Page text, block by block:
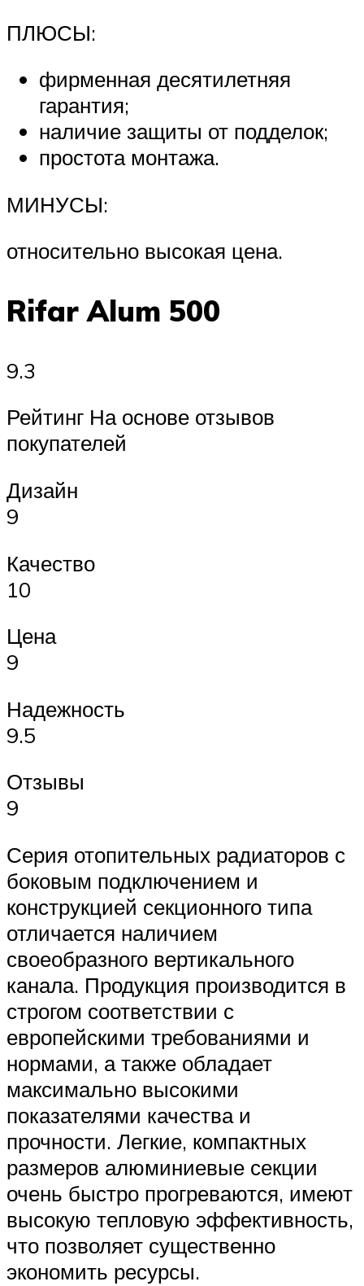
ПЛЮСЫ:
фирменная десятилетняя
гарантия;
наличие защиты от подделок;
простота монтажа.
МИНУСЫ:
относительно высокая цена.
Rifar Alum 500
9.3
Рейтинг На основе отзывов
покупателей
Дизайн
9
Качество
10
Цена
9
Надежность
9.5
Отзывы
9
Серия отопительных радиаторов с
боковым подключением и
конструкцией секционного типа
отличается наличием
своеобразного вертикального
канала. Продукция производится в
строгом соответствии с
европейскими требованиями и
нормами, а также обладает
максимально высокими
показателями качества и
прочности. Легкие, компактных
размеров алюминиевые секции
очень быстро прогреваются, имеют
высокую тепловую эффективность,
что позволяет существенно
экономить ресурсы.